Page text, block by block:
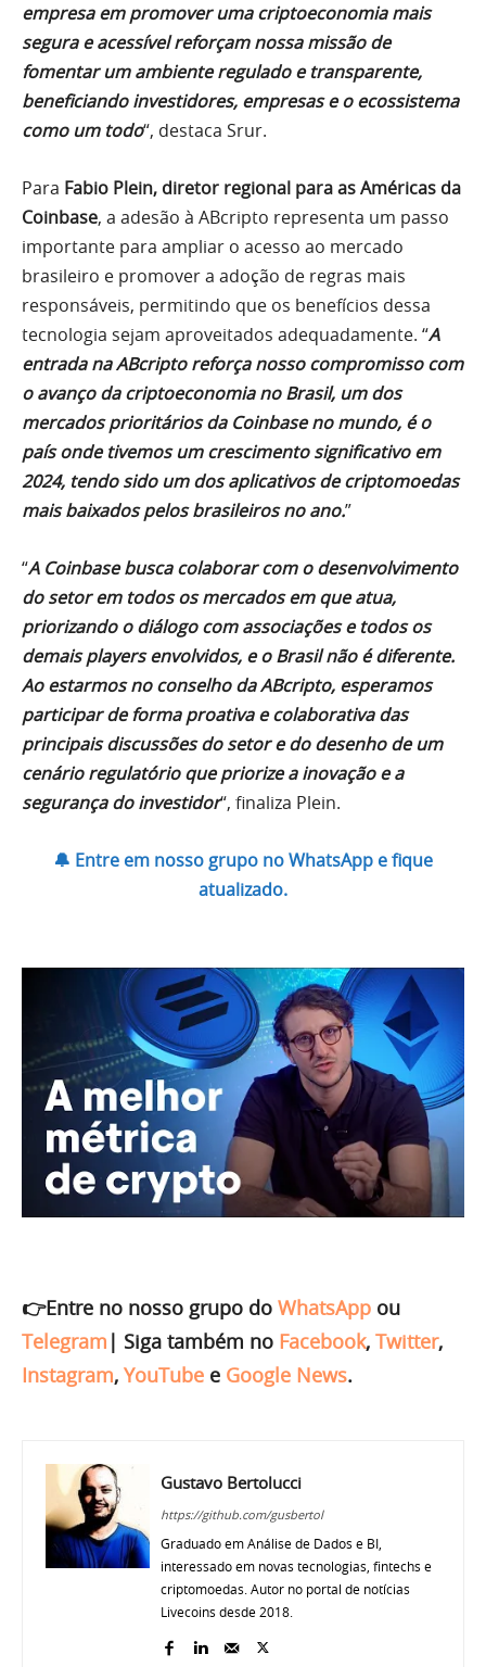
empresa em promover uma criptoeconomia mais
segura e acessível reforçam nossa missão de
fomentar um ambiente regulado e transparente,
beneficiando investidores, empresas e o ecossistema
como um todo“, destaca Srur.
Para Fabio Plein, diretor regional para as Américas da
Coinbase, a adesão à ABcripto representa um passo
importante para ampliar o acesso ao mercado
brasileiro e promover a adoção de regras mais
responsáveis, permitindo que os benefícios dessa
tecnologia sejam aproveitados adequadamente. “A
entrada na ABcripto reforça nosso compromisso com
o avanço da criptoeconomia no Brasil, um dos
mercados prioritários da Coinbase no mundo, é o
país onde tivemos um crescimento significativo em
2024, tendo sido um dos aplicativos de criptomoedas
mais baixados pelos brasileiros no ano.”
“A Coinbase busca colaborar com o desenvolvimento
do setor em todos os mercados em que atua,
priorizando o diálogo com associações e todos os
demais players envolvidos, e o Brasil não é diferente.
Ao estarmos no conselho da ABcripto, esperamos
participar de forma proativa e colaborativa das
principais discussões do setor e do desenho de um
cenário regulatório que priorize a inovação e a
segurança do investidor“, finaliza Plein.
🔔 Entre em nosso grupo no WhatsApp e fique
atualizado.
👉Entre no nosso grupo do WhatsApp ou
Telegram | Siga também no Facebook, Twitter,
Instagram, YouTube e Google News.
Gustavo Bertolucci
https://github.com/gusbertol
Graduado em Análise de Dados e BI,
interessado em novas tecnologias, fintechs e
criptomoedas. Autor no portal de notícias
Livecoins desde 2018.